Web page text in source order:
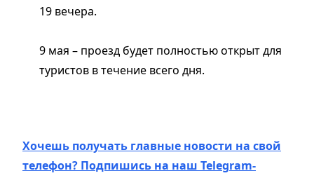
19 вечера.
9 мая – проезд будет полностью открыт для
туристов в течение всего дня.
Хочешь получать главные новости на свой
телефон? Подпишись на наш Telegram-